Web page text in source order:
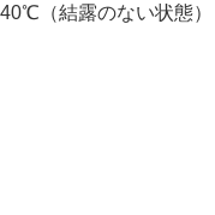
（結露のない状態）